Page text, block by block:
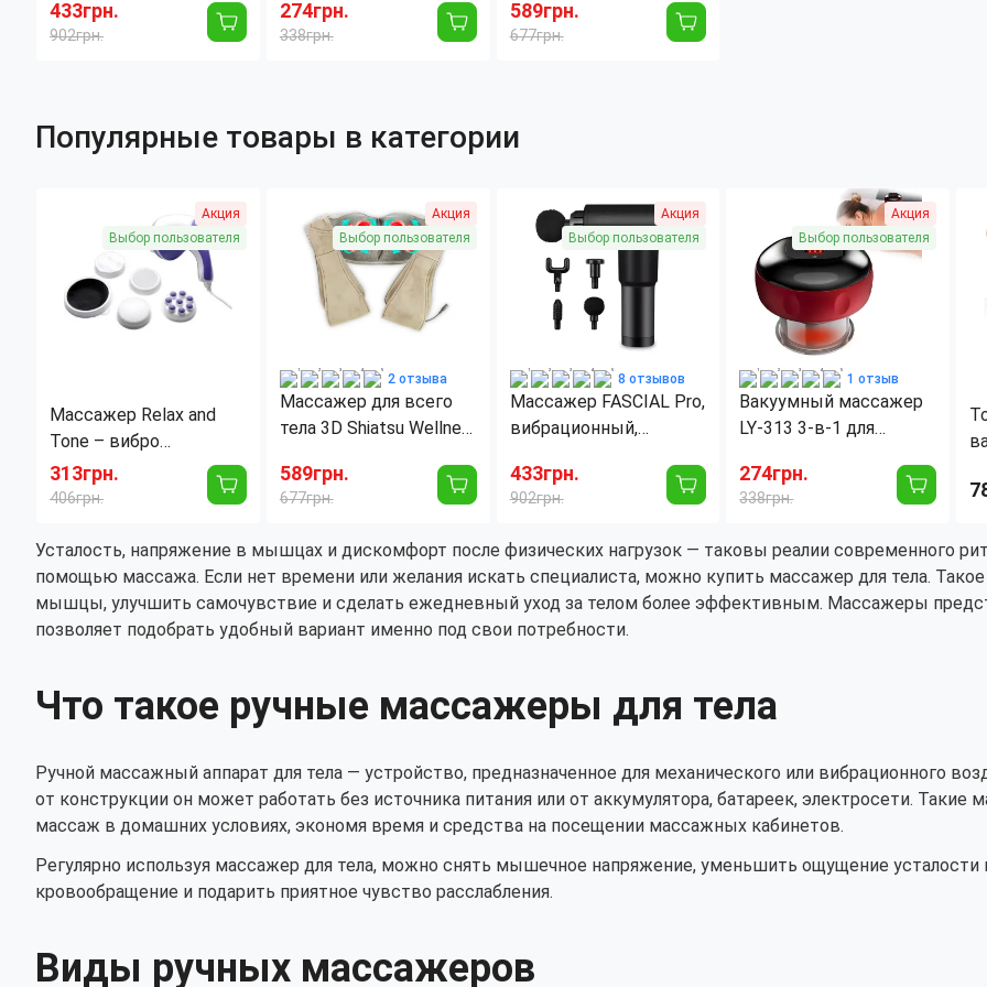
ударный, мышечный, 4
насадки, 2400 мА/ч
433грн.
902грн.
расслабления и
оздоровления
274грн.
338грн.
Neck Kneading, 9
режимов
589грн.
677грн.
Популярные товары в категории
Акция
Выбор пользователя
Массажер Relax and
Tone – вибро
массажер релакс энд
тоне для похудения
313грн.
406грн.
Акция
Выбор пользователя
2 отзыва
Массажер для всего
тела 3D Shiatsu Wellneo
режимов
589грн.
677грн.
Акция
Выбор пользователя
8 отзывов
Массажер FASCIAL Pro,
вибрационный,
насадки, 2400 мА/ч
433грн.
902грн.
Акция
Выбор пользователя
1 отзыв
Вакуумный массажер
LY-313 3-в-1 для
оздоровления
274грн.
338грн.
Усталость, напряжение в мышцах и дискомфорт после физических нагрузок — таковы реалии современного
помощью массажа. Если нет времени или желания искать специалиста, можно купить массажер для тела.
мышцы, улучшить самочувствие и сделать ежедневный уход за телом более эффективным. Массажеры
позволяет подобрать удобный вариант именно под свои потребности.
Что такое ручные массажеры для тела
Ручной массажный аппарат для тела — устройство, предназначенное для механического или вибрационного
от конструкции он может работать без источника питания или от аккумулятора, батареек, электросети.
массаж в домашних условиях, экономя время и средства на посещении массажных кабинетов.
Регулярно используя массажер для тела, можно снять мышечное напряжение, уменьшить ощущение усталости
кровообращение и подарить приятное чувство расслабления.
Виды ручных массажеров